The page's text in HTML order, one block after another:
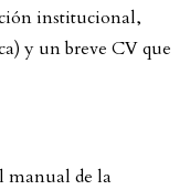
institucional,
y un breve CV que
manual de la